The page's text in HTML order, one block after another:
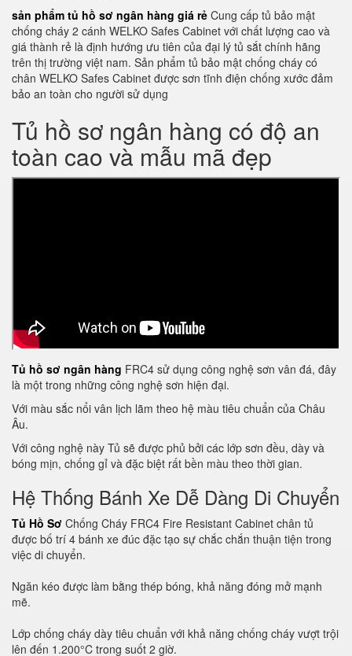
sản phẩm tủ hồ sơ ngân hàng giá rẻ Cung cấp tủ bảo mật
chống cháy 2 cánh WELKO Safes Cabinet với chất lượng cao và
giá thành rẻ là định hướng ưu tiên của đại lý tủ sắt chính hãng
trên thị trường việt nam. Sản phẩm tủ bảo mật chống cháy có
chân WELKO Safes Cabinet được sơn tĩnh điện chống xước đảm
bảo an toàn cho người sử dụng
Tủ hồ sơ ngân hàng có độ an
toàn cao và mẫu mã đẹp
Tủ hồ sơ ngân hàng FRC4 sử dụng công nghệ sơn vân đá, đây
là một trong những công nghệ sơn hiện đại.
Với màu sắc nổi vân lịch lãm theo hệ màu tiêu chuẩn của Châu
Âu.
Với công nghệ này Tủ sẽ được phủ bởi các lớp sơn đều, dày và
bóng mịn, chống gỉ và đặc biệt rất bền màu theo thời gian.
Hệ Thống Bánh Xe Dễ Dàng Di Chuyển
Tủ Hồ Sơ Chống Cháy FRC4 Fire Resistant Cabinet chân tủ
được bố trí 4 bánh xe đúc đặc tạo sự chắc chắn thuận tiện trong
việc di chuyển.
Ngăn kéo được làm bằng thép bóng, khả năng đóng mở mạnh
mẽ.
Lớp chống cháy dày tiêu chuẩn với khả năng chống cháy vượt trội
lên đến 1.200°C trong suốt 2 giờ.